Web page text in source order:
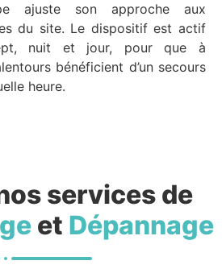
ajuste son approche aux
du site. Le dispositif est actif
nuit et jour, pour que à
bénéficient d’un secours
heure.
services de
et Dépannage